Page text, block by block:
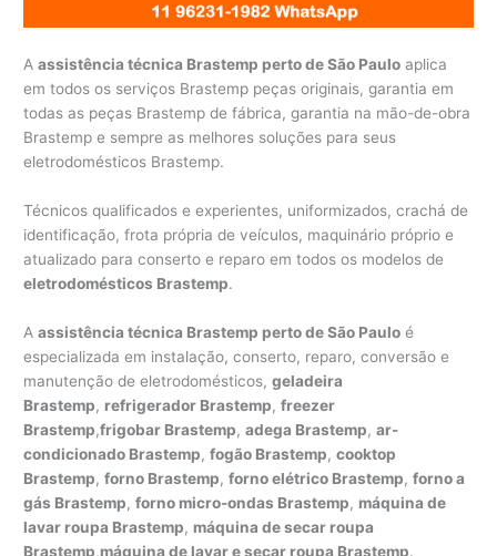
Aassistência técnica Brastemp perto de São Paulo aplica
em todos os serviços Brastemp peças originais, garantia em
todas as peças Brastemp de fábrica, garantia na mão-de-obra
Brastemp e sempre as melhores soluções para seus
eletrodomésticos Brastemp.
Técnicos qualificados e experientes, uniformizados, crachá de
identificação, frota própria de veículos, maquinário próprio e
atualizado para conserto e reparo em todos os modelos de
eletrodomésticos Brastemp.
Aassistência técnica Brastemp perto de São Paulo é
especializada em instalação, conserto, reparo, conversão e
manutenção de eletrodomésticos,geladeira
Brastemp, refrigerador Brastemp,freezer
Brastemp,frigobar Brastemp,adega Brastemp,ar-
condicionado Brastemp,fogão Brastemp,cooktop
Brastemp,forno Brastemp,forno elétrico Brastemp,forno a
gás Brastemp,forno micro-ondas Brastemp, máquina de
lavar roupa Brastemp, máquina de secar roupa
Brastemp,máquina de lavar e secar roupa Brastemp.